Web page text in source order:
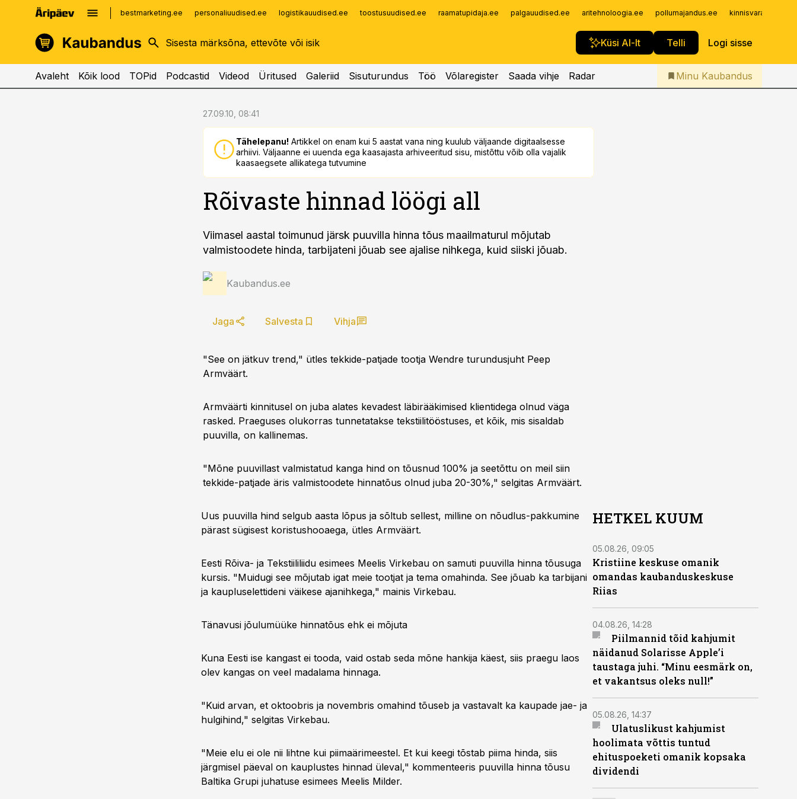
bestmarketing.ee personaliuudised.ee logistikauudised.ee toostusuudised.ee raamatupidaja.ee palgauudised.ee aritehnoloogia.ee pollumajandus.ee
Küsi AI-lt Telli Logi sisse
kinnisvarauudised.ee
logistikauudised.ee
imelineajalugu.ee
Infopank
Iseteenindus
Telli Kaubandus
Avaleht Kõik lood TOPid Podcastid Videod Üritused Galeriid Sisuturundus Töö Võlaregister Saada vihje Radar Minu Kaubandus
27.09.10, 08:41
Tähelepanu! Artikkel on enam kui 5 aastat vana ning kuulub väljaande digitaalsesse
arhiivi. Väljaanne ei uuenda ega kaasajasta arhiveeritud sisu, mistõttu võib olla vajalik
kaasaegsete allikatega tutvumine
Rõivaste hinnad löögi all
Viimasel aastal toimunud järsk puuvilla hinna tõus maailmaturul mõjutab
valmistoodete hinda, tarbijateni jõuab see ajalise nihkega, kuid siiski jõuab.
Kaubandus.ee
Jaga Salvesta Vihja
"See on jätkuv trend," ütles tekkide-patjade tootja Wendre turundusjuht Peep
Armväärt.
Armväärti kinnitusel on juba alates kevadest läbirääkimised klientidega olnud väga
rasked. Praeguses olukorras tunnetatakse tekstiilitööstuses, et kõik, mis sisaldab
puuvilla, on kallinemas.
"Mõne puuvillast valmistatud kanga hind on tõusnud 100% ja seetõttu on meil siin
tekkide-patjade äris valmistoodete hinnatõus olnud juba 20-30%," selgitas Armväärt.
Uus puuvilla hind selgub aasta lõpus ja sõltub sellest, milline on nõudlus-pakkumine
pärast sügisest koristushooaega, ütles Armväärt.
Eesti Rõiva- ja Tekstiililiidu esimees Meelis Virkebau on samuti puuvilla hinna tõusuga
kursis. "Muidugi see mõjutab igat meie tootjat ja tema omahinda. See jõuab ka tarbijani
ja kaupluselettideni väikese ajanihkega," mainis Virkebau.
Tänavusi jõulumüüke hinnatõus ehk ei mõjuta
Kuna Eesti ise kangast ei tooda, vaid ostab seda mõne hankija käest, siis praegu laos
olev kangas on veel madalama hinnaga.
"Kuid arvan, et oktoobris ja novembris omahind tõuseb ja vastavalt ka kaupade jae- ja
hulgihind," selgitas Virkebau.
"Meie elu ei ole nii lihtne kui piimaärimeestel. Et kui keegi tõstab piima hinda, siis
järgmisel päeval on kauplustes hinnad üleval," kommenteeris puuvilla hinna tõusu
Baltika Grupi juhatuse esimees Meelis Milder.
HETKEL KUUM
05.08.26, 09:05
Kristiine keskuse omanik
omandas kaubanduskeskuse
Riias
04.08.26, 14:28
Piilmannid tõid kahjumit
näidanud Solarisse Apple’i
taustaga juhi. “Minu eesmärk on,
et vakantsus oleks null!”
05.08.26, 14:37
Ulatuslikust kahjumist
hoolimata võttis tuntud
ehituspoeketi omanik kopsaka
dividendi